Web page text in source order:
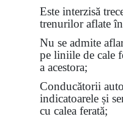
Este interzisă
trenurilor aflate
Nu se admite
pe liniile de cale
a acestora;
Conducătorii
indicatoarele și
cu calea ferată;